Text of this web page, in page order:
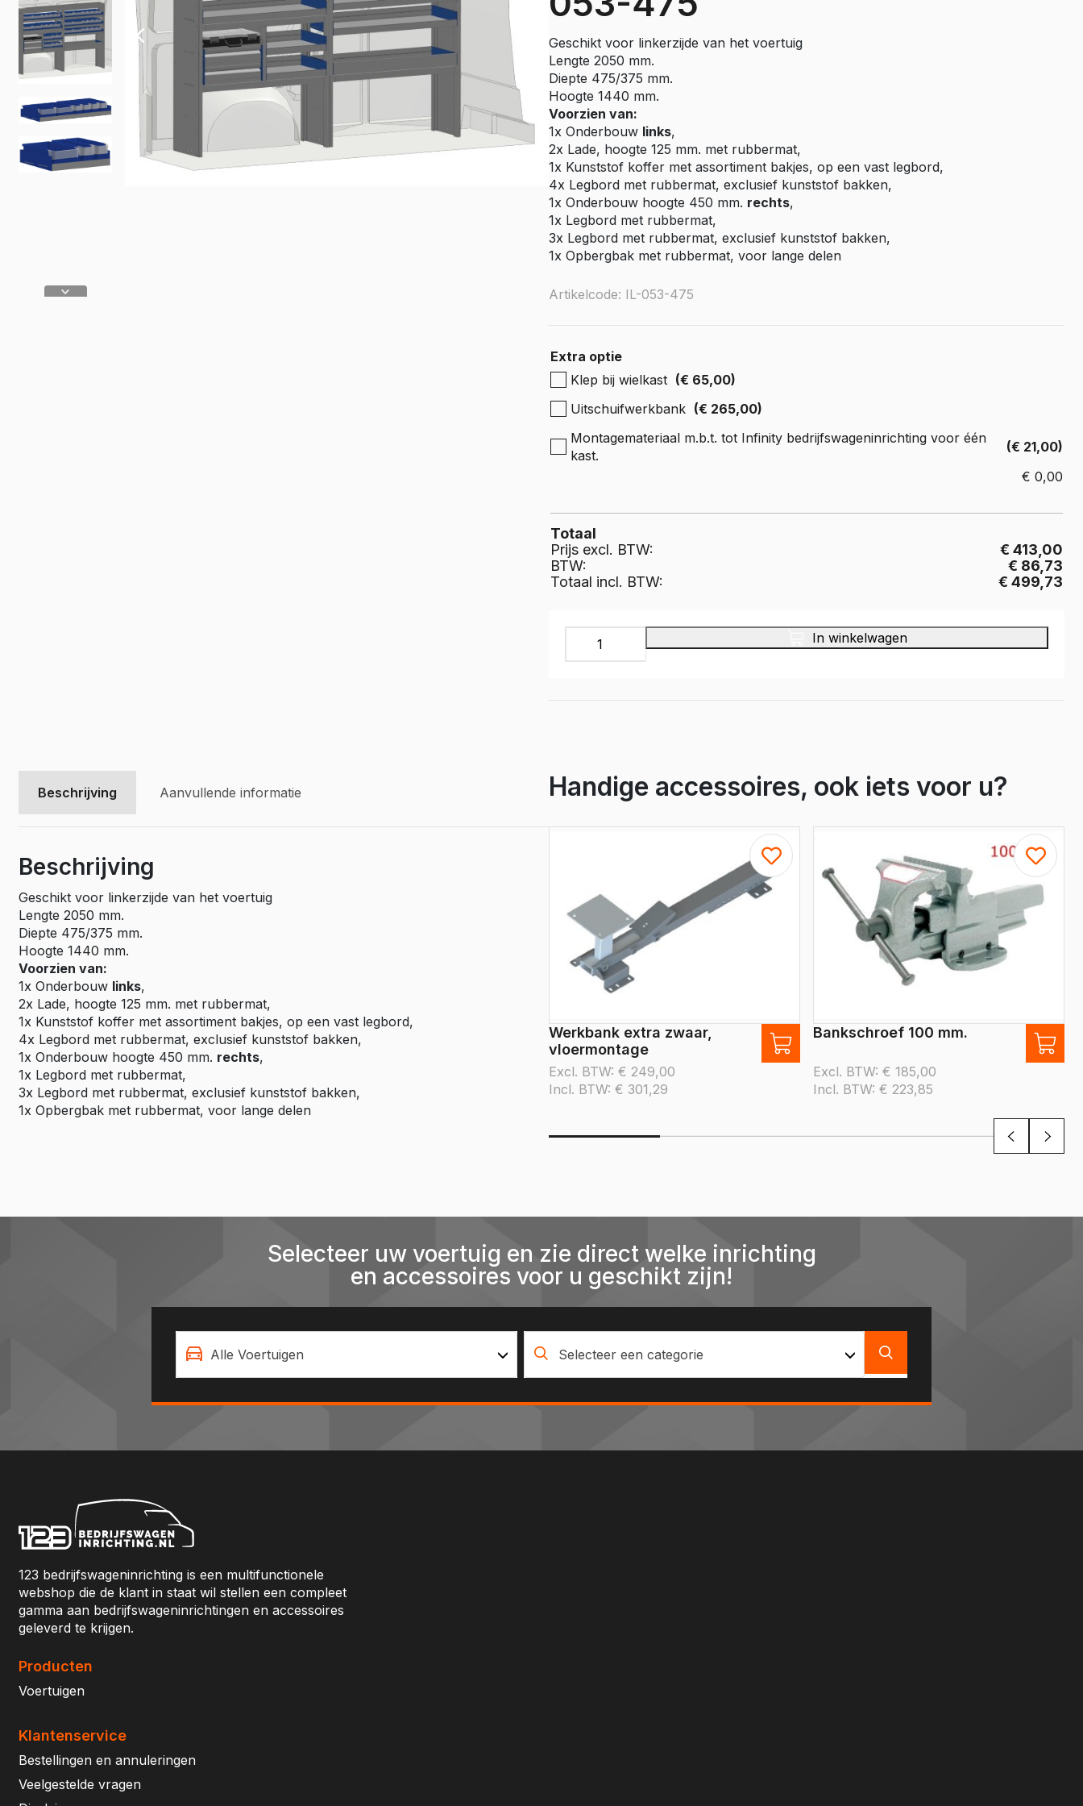
Fiat
Doblo
Scudo
e Scudo
e Doblo
Talento
Ducato
Iveco
Daily
eJolly
KIA
PV5 Cargo
e Citan
e Vito
Sprinter
e Sprinter RWD
Nissan
Townstar
Townstar Electric
Primastar
Interstar
Partner
e Expert
Boxer
e Boxer
ProAce Max
Transporter T6
Geschikt voor linkerzijde van het voertuig
Lengte 2050 mm.
Diepte 475/375 mm.
Hoogte 1440 mm.
Voorzien van:
1x Onderbouw links,
2x Lade, hoogte 125 mm. met rubbermat,
1x Kunststof koffer met assortiment bakjes, op een vast legbord,
4x Legbord met rubbermat, exclusief kunststof bakken,
1x Onderbouw hoogte 450 mm. rechts,
1x Legbord met rubbermat,
3x Legbord met rubbermat, exclusief kunststof bakken,
1x Opbergbak met rubbermat, voor lange delen
Artikelcode: IL-053-475
Extra optie
Klep bij wielkast (€ 65,00)
Uitschuifwerkbank (€ 265,00)
Montagemateriaal m.b.t. tot Infinity bedrijfswageninrichting voor één
kast.
(€ 21,00)
€ 0,00
Totaal
Prijs excl. BTW:
€ 413,00
BTW:
€ 86,73
Totaal incl. BTW:
€ 499,73
INFINITY
Bedrijfswageninrichting,
In winkelwagen
Beschrijving Aanvullende informatie
Beschrijving
Geschikt voor linkerzijde van het voertuig
Lengte 2050 mm.
Diepte 475/375 mm.
Hoogte 1440 mm.
Voorzien van:
1x Onderbouw links,
2x Lade, hoogte 125 mm. met rubbermat,
1x Kunststof koffer met assortiment bakjes, op een vast legbord,
4x Legbord met rubbermat, exclusief kunststof bakken,
1x Onderbouw hoogte 450 mm. rechts,
1x Legbord met rubbermat,
3x Legbord met rubbermat, exclusief kunststof bakken,
1x Opbergbak met rubbermat, voor lange delen
Handige accessoires, ook iets voor u?
Werkbank extra zwaar,
vloermontage
Excl. BTW: € 249,00
Incl. BTW: € 301,29
Bankschroef 100 mm.
Excl. BTW: € 185,00
Incl. BTW: € 223,85
Selecteer uw voertuig en zie direct welke inrichting
en accessoires voor u geschikt zijn!
Alle Voertuigen Selecteer een categorie
123 bedrijfswageninrichting is een multifunctionele
webshop die de klant in staat wil stellen een compleet
gamma aan bedrijfswageninrichtingen en accessoires
geleverd te krijgen.
Producten
Voertuigen
Klantenservice
Bestellingen en annuleringen
Veelgestelde vragen